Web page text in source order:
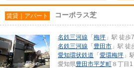
賃貸｜アパート コーポラス芝
名鉄三河線 「 梅坪 」駅 徒歩
名鉄三河線 「 豊田市 」駅 徒
愛知環状鉄道 「 愛環梅坪 」
愛知県豊田市平芝町 ８丁目